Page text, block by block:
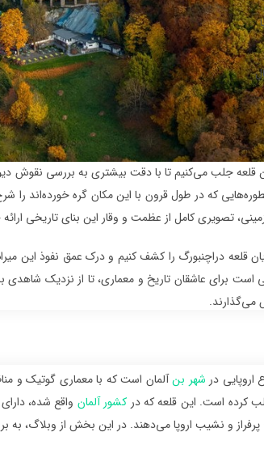
قلعه جلب می‌کنیم تا با دقت بیشتری به بررسی نقوش
که در طول قرون با این مکان گره خورده‌اند
تصویری کامل از عظمت و وقار این بنای تاریخی ارائه
قلعه دراچنبورگ را کشف کنیم و درک عمق نفوذ این
است برای عاشقان تاریخ و معماری، تا از نزدیک
می‌گذارند.
اروپایی در شهر بنآلمان است که با معماری گوتیک و
کرده است. این قلعه که در کشور آلمان واقع شده،
پرفراز و نشیب اروپا می‌دهند. در این بخش از وبلاگ، به